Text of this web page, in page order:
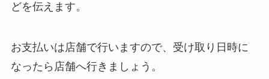
どを伝えます。
お支払いは店舗で行いますので、受け取り日時に
なったら店舗へ行きましょう。